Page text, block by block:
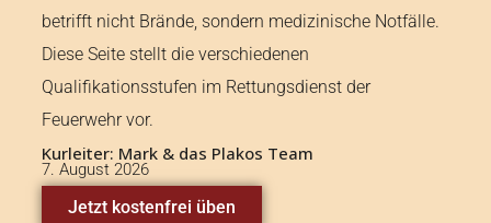
betrifft nicht Brände, sondern medizinische Notfälle.
Diese Seite stellt die verschiedenen
Qualifikationsstufen im Rettungsdienst der
Feuerwehr vor.
Kurleiter: Mark & das Plakos Team
7. August 2026
Jetzt kostenfrei üben